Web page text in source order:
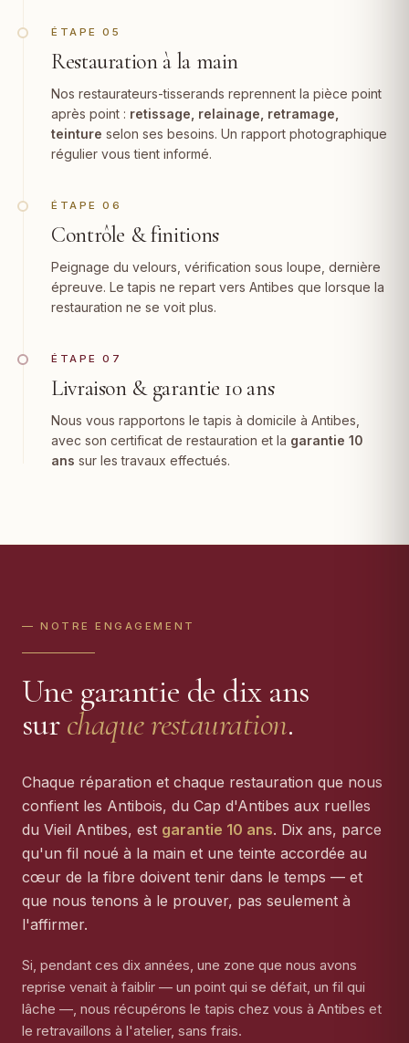
ÉTAPE 05
Restauration à la main
Nos restaurateurs-tisserands reprennent la pièce point
après point : retissage, relainage, retramage
teinture selon ses besoins. Un rapport photographique
régulier vous tient informé.
ÉTAPE 06
Contrôle & finitions
Peignage du velours, vérification sous loupe, dernière
épreuve. Le tapis ne repart vers Antibes que lorsque la
restauration ne se voit plus.
ÉTAPE 07
Livraison & garantie 10 ans
Nous vous rapportons le tapis à domicile à Antibes,
avec son certificat de restauration et la garantie 10
ans sur les travaux effectués.
— NOTRE ENGAGEMENT
Une garantie de dix ans
surchaque restauration.
Chaque réparation et chaque restauration que nous
confient les Antibois, du Cap d'Antibes aux ruelles
du Vieil Antibes, est garantie 10 ans. Dix ans, parce
qu'un fil noué à la main et une teinte accordée au
cœur de la fibre doivent tenir dans le temps — et
que nous tenons à le prouver, pas seulement à
l'affirmer.
Si, pendant ces dix années, une zone que nous avons
reprise venait à faiblir — un point qui se défait, un fil qui
lâche —, nous récupérons le tapis chez vous à Antibes et
le retravaillons à l'atelier, sans frais.